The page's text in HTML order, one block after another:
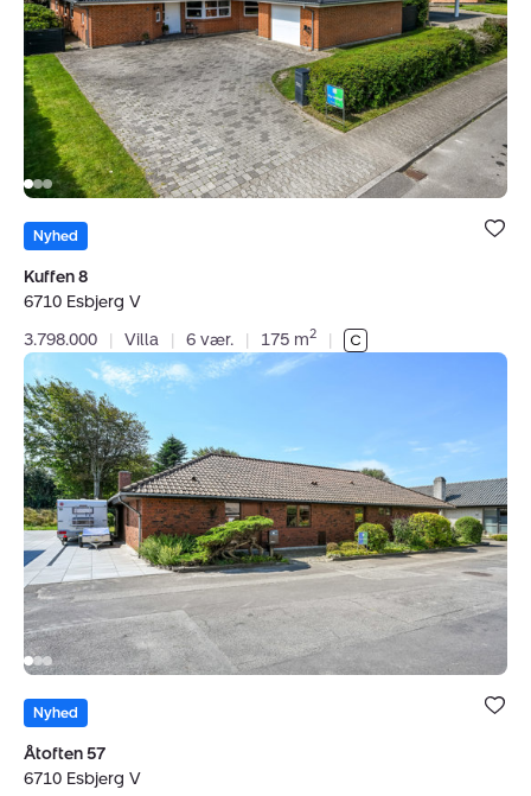
Esbjerg
V
Bolig er
under dine
Nyhed
Kuffen 8
6710 Esbjerg V
3.798.000
| Villa | 6 vær. | 175 m2 |
Villa:
Åtoften
57,
6710
Esbjerg
V
Bolig er
under dine
Nyhed
Åtoften 57
6710 Esbjerg V